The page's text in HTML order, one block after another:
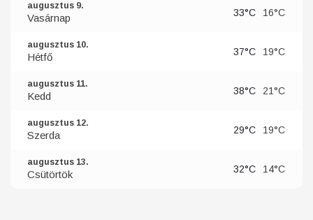
augusztus 9.
Vasárnap 33°C 16°C
augusztus 10.
Hétfő 37°C 19°C
augusztus 11.
Kedd 38°C 21°C
augusztus 12.
Szerda 29°C 19°C
augusztus 13.
Csütörtök 32°C 14°C